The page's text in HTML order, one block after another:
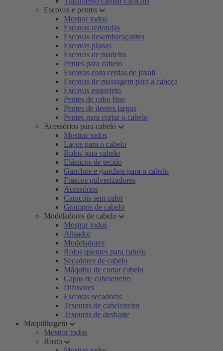
Escovas e pentes
Mostrar todos
Escovas redondas
Escovas desembaraçantes
Escovas planas
Escovas de madeira
Pentes para cabelo
Escovas com cerdas de javali
Escovas de massagem para a cabeça
Escovas esqueleto
Pentes de cabo fino
Pentes de dentes largos
Pentes para cortar o cabelo
Acessórios para cabelo
Mostrar todos
Laços para o cabelo
Rolos para cabelo
Elásticos de tecido
Ganchos e ganchos para o cabelo
Frascos pulverizadores
Acessórios
Caracóis sem calor
Grampos de cabelo
Modeladores de cabelo
Mostrar todos
Alisador
Modeladores
Rolos quentes para cabelo
Secadores de cabelo
Máquina de cortar cabelo
Capas de cabeleireiro
Difusores
Escovas secadoras
Tesouras de cabeleireiro
Tesouras de desbaste
Maquilhagem
Mostrar todos
Rosto